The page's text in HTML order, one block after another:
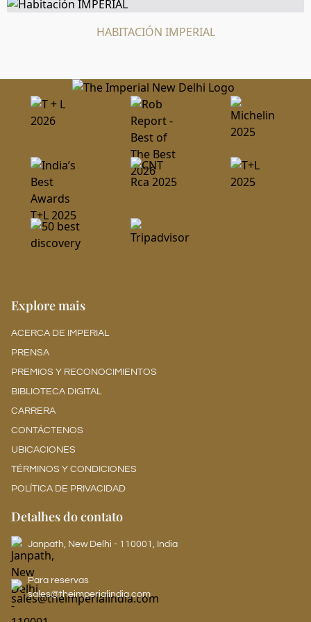
cancele con 72 horas de antelación a la fecha de llegada,
antes de las 16:00 (hora de la India), para evitar la pérdida
Reservas y depósitos garantizados
Todas las reservas deben garantizarse con tarjeta de
crédito.
HABITACIÓN IMPERIAL
Explore mais
ACERCA DE IMPERIAL
PRENSA
PREMIOS Y RECONOCIMIENTOS
BIBLIOTECA DIGITAL
CARRERA
CONTÁCTENOS
UBICACIONES
TÉRMINOS Y CONDICIONES
POLÍTICA DE PRIVACIDAD
Detalhes do contato
Janpath, New Delhi - 110001, India
Para reservas
sales@theimperialindia.com